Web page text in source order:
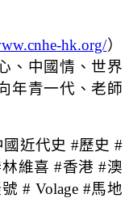
hk.org/）
、中國情、世界
年青一代、老師
近代史 #歷史 #
維喜 #香港 #澳
# Volage #馬地